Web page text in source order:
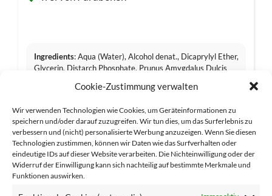
Cookie-Zustimmung verwalten
Wir verwenden Technologien wie Cookies, um Geräteinformationen zu
speichern und/oder darauf zuzugreifen. Wir tun dies, um das Surferlebnis zu
verbessern und (nicht) personalisierte Werbung anzuzeigen. Wenn Sie diesen
Technologien zustimmen, können wir Daten wie das Surfverhalten oder
eindeutige IDs auf dieser Website verarbeiten. Die Nichteinwilligung oder der
Widerruf der Einwilligung kann sich nachteilig auf bestimmte Merkmale und
Funktionen auswirken.
Ingredients: Aqua (Water), Alcohol denat., Dicaprylyl Ether,
Glycerin, Distarch Phosphate, Prunus Amygdalus Dulcis
Hamamelis Virginiana (Witch Hazel) Leaf Water, Cucumis
Salicylate, Linalyl Acetate, Menthol, Methyl Salicylate,
Tetramethyl Acetyloctahydronaphthalenes, Vanillin, Citrus
Aurantium Peel Oil, Lavandula Oil/Extract, Pogostemon
Cablin Oil, Isoeugenyl Acetate, Pinene, Citral, Benzyl
Salicylate, Coumarin, Geraniol, Acrylates/C10-30 Alkyl
Acrylate Crosspolymer, Sodium Stearoyl Glutamate,